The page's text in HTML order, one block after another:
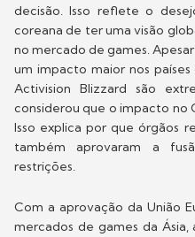
decisão. Isso reflete o
coreana de ter uma visão
no mercado de games.
um impacto maior nos
Activision Blizzard são
considerou que o impacto no
Isso explica por que órgãos
também aprovaram a
restrições.
Com a aprovação da União
mercados de games da